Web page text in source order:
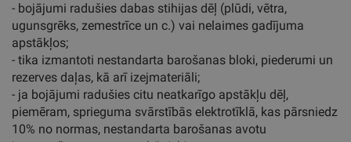
- bojājumi radušies dabas stihijas dēļ (plūdi, vētra,
ugunsgrēks, zemestrīce un c.) vai nelaimes gadījuma
apstākļos;
- tika izmantoti nestandarta barošanas bloki, piederumi un
rezerves daļas, kā arī izejmateriāli;
- ja bojājumi radušies citu neatkarīgo apstākļu dēļ,
piemēram, sprieguma svārstībās elektrotīklā, kas pārsniedz
10% no normas, nestandarta barošanas avotu